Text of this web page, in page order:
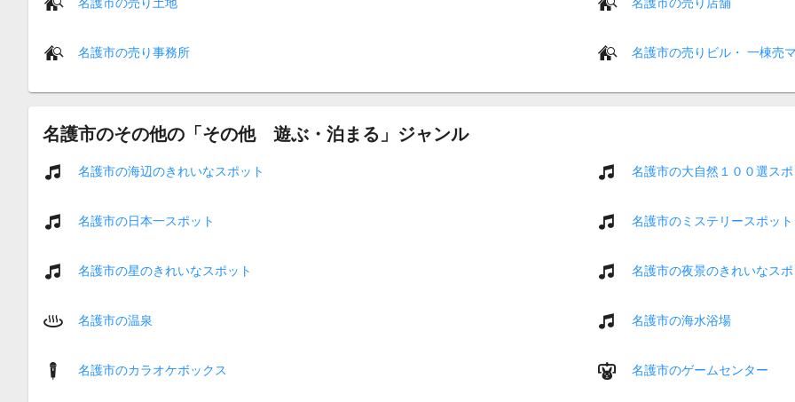
名護市の売り事務所 名護市の売りビル・ 一棟売
名護市のその他の「その他 遊ぶ・泊まる」ジャンル
名護市の海辺のきれいなスポット 名護市の大自然１００選ス
名護市の日本一スポット 名護市のミステリースポット
名護市の星のきれいなスポット 名護市の夜景のきれいなス
名護市の温泉 名護市の海水浴場
名護市のカラオケボックス 名護市のゲームセンター